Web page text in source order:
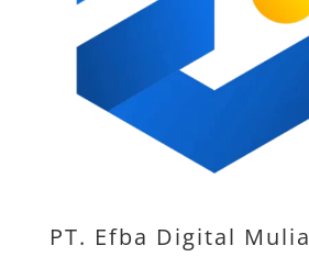
PT. Efba Digital Mulia